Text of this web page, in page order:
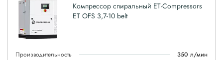
Компрессор спиральный ET-Compressors
ET OFS 3,7-10 belt
Производительность
350 л/мин